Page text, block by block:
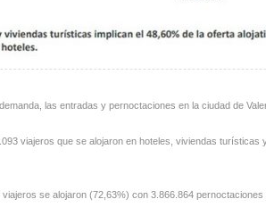
las entradas y pernoctaciones en la ciudad de
viajeros que se alojaron en hoteles, viviendas
viajeros se alojaron (72,63%) con 3.866.864